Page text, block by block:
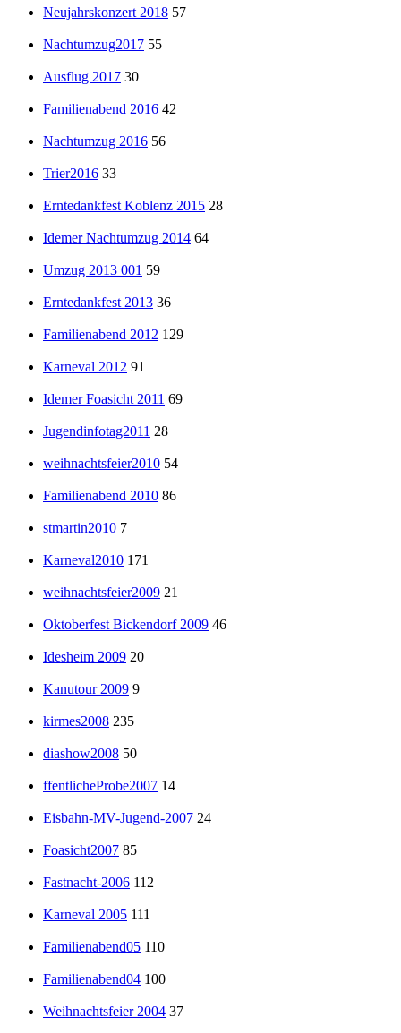
Neujahrskonzert 2018 57
Nachtumzug2017 55
Ausflug 2017 30
Familienabend 2016 42
Nachtumzug 2016 56
Trier2016 33
Erntedankfest Koblenz 2015 28
Idemer Nachtumzug 2014 64
Umzug 2013 001 59
Erntedankfest 2013 36
Familienabend 2012 129
Karneval 2012 91
Idemer Foasicht 2011 69
Jugendinfotag2011 28
weihnachtsfeier2010 54
Familienabend 2010 86
stmartin2010 7
Karneval2010 171
weihnachtsfeier2009 21
Oktoberfest Bickendorf 2009 46
Idesheim 2009 20
Kanutour 2009 9
kirmes2008 235
diashow2008 50
ffentlicheProbe2007 14
Eisbahn-MV-Jugend-2007 24
Foasicht2007 85
Fastnacht-2006 112
Karneval 2005 111
Familienabend05 110
Familienabend04 100
Weihnachtsfeier 2004 37